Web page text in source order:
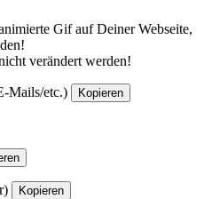
Gif auf Deiner Webseite,
verändert werden!
Mails/etc.) Kopieren
Kopieren